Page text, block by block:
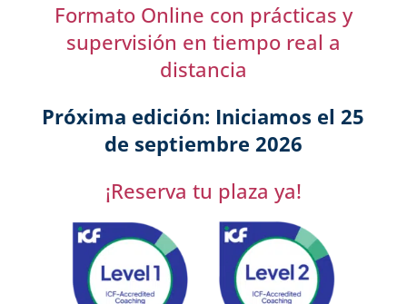
Formato Online con prácticas y
supervisión en tiempo real a
distancia
Próxima edición: Iniciamos el 25
de septiembre 2026
¡Reserva tu plaza ya!